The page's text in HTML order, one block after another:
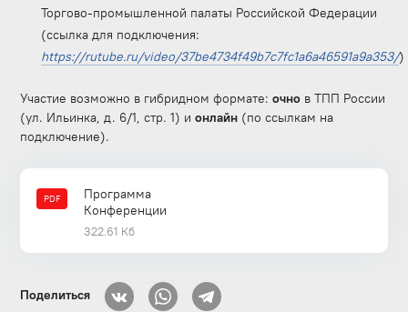
Торгово-промышленной палаты Российской Федерации
(ссылка для подключения:
https://rutube.ru/video/37be4734f49b7c7fc1a6a46591a9a353/)
Участие возможно в гибридном формате:очно в ТПП России
(ул. Ильинка, д. 6/1, стр. 1) ионлайн (по ссылкам на
подключение).
PDF
Программа
Конференции
322.61 Кб
Поделиться